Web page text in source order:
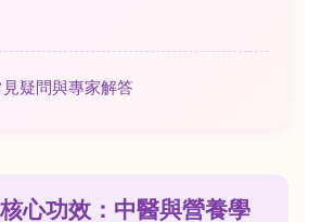
疑問與專家解答
心功效：中醫與營養學